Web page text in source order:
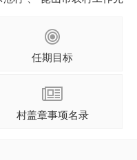
崛起的新型农村小城镇。
任期目标
村盖章事项名录